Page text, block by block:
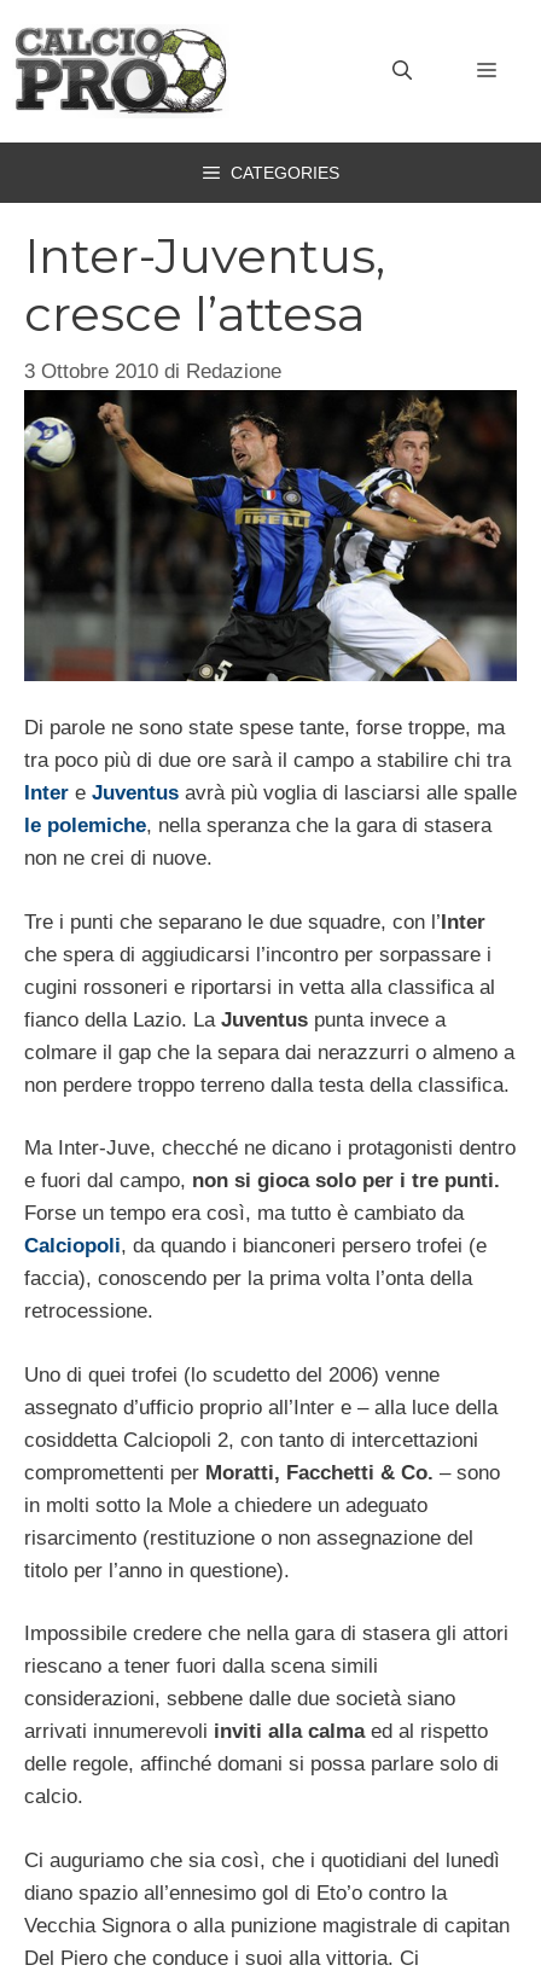
contenuto
CATEGORIES
Inter-Juventus,
cresce l’attesa
3 Ottobre 2010 di Redazione
Di parole ne sono state spese tante, forse troppe, ma
tra poco più di due ore sarà il campo a stabilire chi tra
Inter e Juventus avrà più voglia di lasciarsi alle spalle
le polemiche, nella speranza che la gara di stasera
non ne crei di nuove.
Tre i punti che separano le due squadre, con l’Inter
che spera di aggiudicarsi l’incontro per sorpassare i
cugini rossoneri e riportarsi in vetta alla classifica al
fianco della Lazio. La Juventus punta invece a
colmare il gap che la separa dai nerazzurri o almeno a
non perdere troppo terreno dalla testa della classifica.
Ma Inter-Juve, checché ne dicano i protagonisti dentro
e fuori dal campo, non si gioca solo per i tre punti.
Forse un tempo era così, ma tutto è cambiato da
Calciopoli, da quando i bianconeri persero trofei (e
faccia), conoscendo per la prima volta l’onta della
retrocessione.
Uno di quei trofei (lo scudetto del 2006) venne
assegnato d’ufficio proprio all’Inter e – alla luce della
cosiddetta Calciopoli 2, con tanto di intercettazioni
compromettenti per Moratti, Facchetti & Co. – sono
in molti sotto la Mole a chiedere un adeguato
risarcimento (restituzione o non assegnazione del
titolo per l’anno in questione).
Impossibile credere che nella gara di stasera gli attori
riescano a tener fuori dalla scena simili
considerazioni, sebbene dalle due società siano
arrivati innumerevoli inviti alla calmaed al rispetto
delle regole, affinché domani si possa parlare solo di
calcio.
Ci auguriamo che sia così, che i quotidiani del lunedì
diano spazio all’ennesimo gol di Eto’o contro la
Vecchia Signora o alla punizione magistrale di capitan
Del Piero che conduce i suoi alla vittoria. Ci